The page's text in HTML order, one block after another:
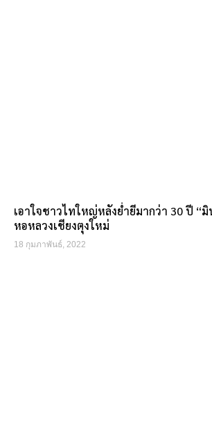
เอาใจชาวไทใหญ่หลังย่ำยีมากว่า 30 ปี “มิ
หอหลวงเชียงตุงใหม่
18 กุมภาพันธ์, 2022